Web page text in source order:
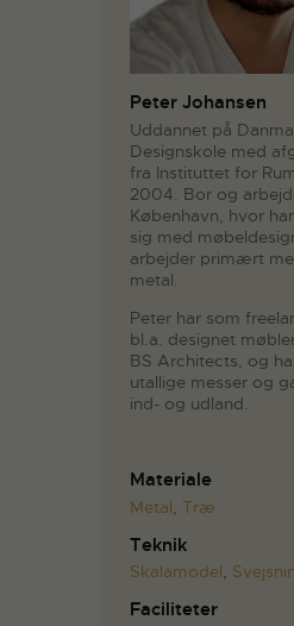
Peter Johansen
Uddannet på
Designskole med
fra Instituttet for
2004. Bor og
København, hvor
sig med
arbejder primært
metal.
Peter har som
bl.a. designet
BS Architects, og
utallige messer og
ind- og udland.
Materiale
Metal Træ
Teknik
Skalamodel,
Faciliteter